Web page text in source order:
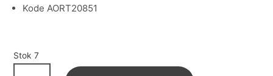
Kode AORT20851
Stok 7